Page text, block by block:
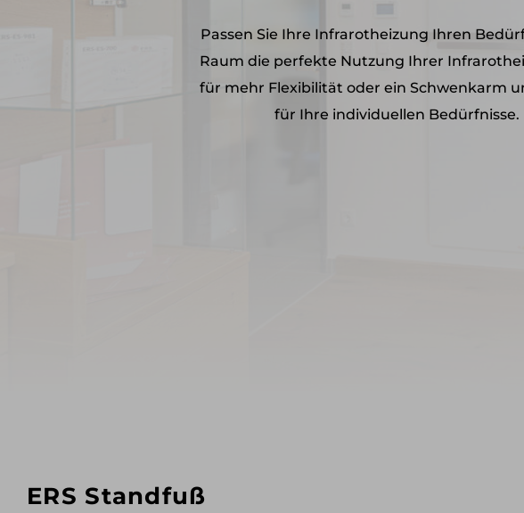
Passen Sie Ihre Infrarotheizung Ihren
Raum die perfekte Nutzung Ihrer
für mehr Flexibilität oder ein Schwenkarm
für Ihre individuellen
ERS Standfuß